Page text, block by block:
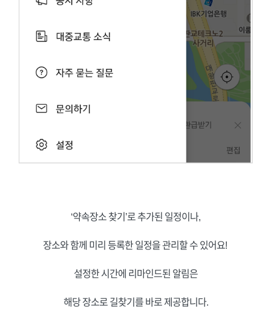
‘약속장소 찾기’로 추가된 일정이나,
장소와 함께 미리 등록한 일정을 관리할 수 있어요!
설정한 시간에 리마인드된 알림은
해당 장소로 길찾기를 바로 제공합니다.